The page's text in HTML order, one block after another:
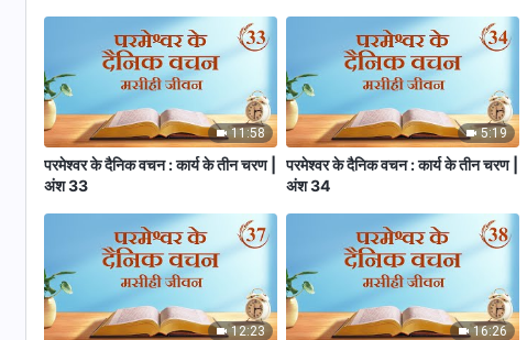
11:58
परमेश्वर के दैनिक वचन : कार्य के तीन चरण |
अंश 33
5:19
परमेश्वर के दैनिक वचन : कार्य के तीन चरण |
अंश 34
12:23 16:26